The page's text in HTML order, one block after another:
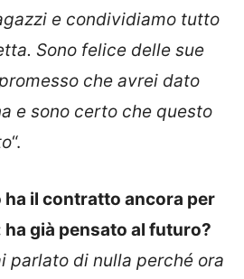
e condividiamo tutto
Sono felice delle sue
che avrei dato
e sono certo che questo
“.
il contratto ancora per
ha già pensato al futuro?
parlato di nulla perché ora